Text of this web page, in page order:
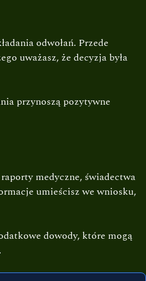
odwołań. Przede
uważasz, że decyzja była
przynoszą pozytywne
medyczne, świadectwa
umieścisz we wniosku,
dowody, które mogą